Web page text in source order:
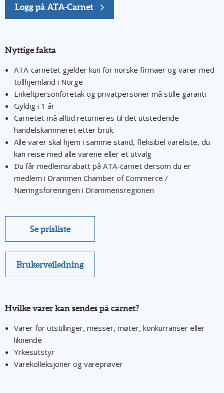
alltid følge varene. Det må fremvises og stemples ved hver
det siste EU-landet).
Logg på ATA-Carnet
Nyttige fakta
ATA-carnetet gjelder kun for norske firmaer og varer med
tollhjemland i Norge
Enkeltpersonforetak og privatpersoner må stille garanti
Gyldig i 1 år
Carnetet må alltid returneres til det utstedende
handelskammeret etter bruk.
Alle varer skal hjem i samme stand, fleksibel vareliste, du
kan reise med alle varene eller et utvalg
Du får medlemsrabatt på ATA-carnet dersom du er
medlem i Drammen Chamber of Commerce /
Næringsforeningen i Drammensregionen
Se prisliste
Brukerveiledning
Hvilke varer kan sendes på carnet?
Varer for utstillinger, messer, møter, konkurranser eller
liknende
Yrkesutstyr
Varekolleksjoner og vareprøver